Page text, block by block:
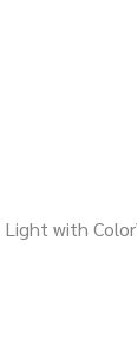
with